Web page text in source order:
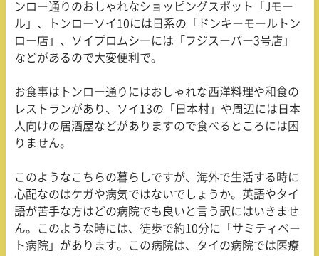
ンロー通りのおしゃれなショッピングスポット「 Jモー
ル」、トンローソイ 10には日系の「ドンキーモールトン
ロー店」、ソイプロムシ―には「フジスーパー3号店」
などがあるので大変便利で。
お食事はトンロー通りにはおしゃれな西洋料理や和食の
レストランがあり、ソイ 13の「日本村」や周辺には日本
人向けの居酒屋などがありますので食べるところには困
りません。
このようなこちらの暮らしですが、海外で生活する時に
心配なのはケガや病気ではないでしょうか。英語やタイ
語が苦手な方はどの病院でも良いと言う訳にはいきませ
ん。このような時には、徒歩で約10分に「サミティベー
ト病院」があります。この病院は、タイの病院では医療